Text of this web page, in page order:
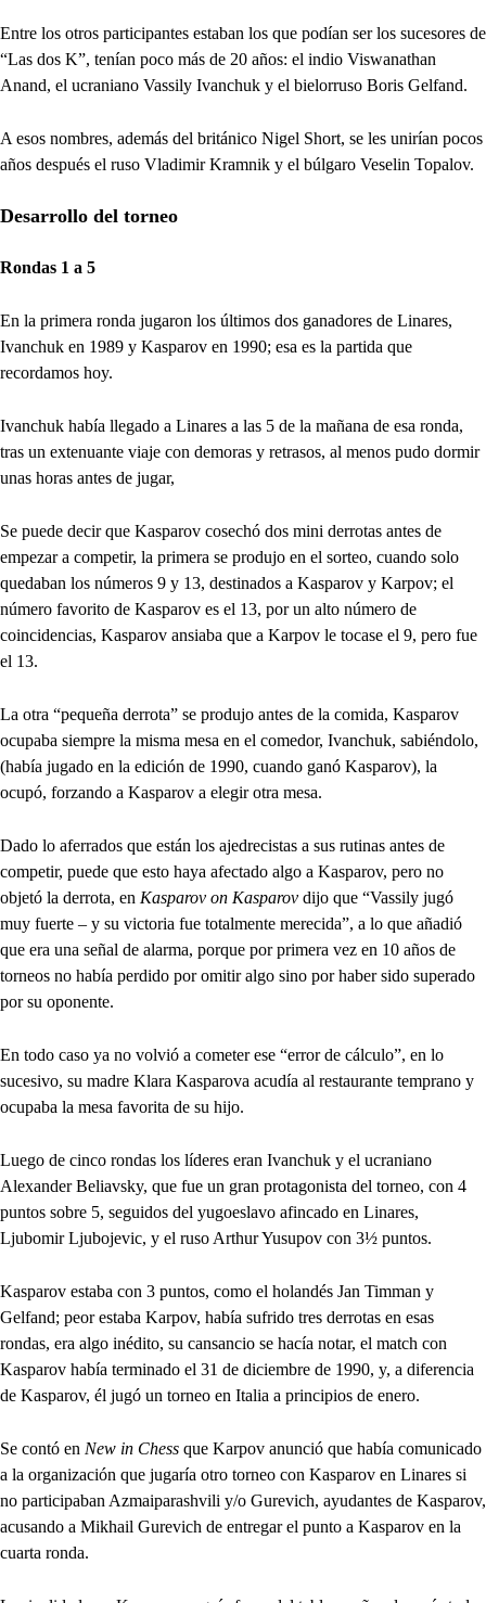
Entre los otros participantes estaban los que podían ser los sucesores de
“Las dos K”, tenían poco más de 20 años: el indio Viswanathan
Anand, el ucraniano Vassily Ivanchuk y el bielorruso Boris Gelfand.
A esos nombres, además del británico Nigel Short, se les unirían pocos
años después el ruso Vladimir Kramnik y el búlgaro Veselin Topalov.
Desarrollo del torneo
Rondas 1 a 5
En la primera ronda jugaron los últimos dos ganadores de Linares,
Ivanchuk en 1989 y Kasparov en 1990; esa es la partida que
recordamos hoy.
Ivanchuk había llegado a Linares a las 5 de la mañana de esa ronda,
tras un extenuante viaje con demoras y retrasos, al menos pudo dormir
unas horas antes de jugar,
Se puede decir que Kasparov cosechó dos mini derrotas antes de
empezar a competir, la primera se produjo en el sorteo, cuando solo
quedaban los números 9 y 13, destinados a Kasparov y Karpov; el
número favorito de Kasparov es el 13, por un alto número de
coincidencias, Kasparov ansiaba que a Karpov le tocase el 9, pero fue
el 13.
La otra “pequeña derrota” se produjo antes de la comida, Kasparov
ocupaba siempre la misma mesa en el comedor, Ivanchuk, sabiéndolo,
(había jugado en la edición de 1990, cuando ganó Kasparov), la
ocupó, forzando a Kasparov a elegir otra mesa.
Dado lo aferrados que están los ajedrecistas a sus rutinas antes de
competir, puede que esto haya afectado algo a Kasparov, pero no
objetó la derrota, en Kasparov on Kasparov dijo que “Vassily jugó
muy fuerte – y su victoria fue totalmente merecida”, a lo que añadió
que era una señal de alarma, porque por primera vez en 10 años de
torneos no había perdido por omitir algo sino por haber sido superado
por su oponente.
En todo caso ya no volvió a cometer ese “error de cálculo”, en lo
sucesivo, su madre Klara Kasparova acudía al restaurante temprano y
ocupaba la mesa favorita de su hijo.
Luego de cinco rondas los líderes eran Ivanchuk y el ucraniano
Alexander Beliavsky, que fue un gran protagonista del torneo, con 4
puntos sobre 5, seguidos del yugoeslavo afincado en Linares,
Ljubomir Ljubojevic, y el ruso Arthur Yusupov con 3½ puntos.
Kasparov estaba con 3 puntos, como el holandés Jan Timman y
Gelfand; peor estaba Karpov, había sufrido tres derrotas en esas
rondas, era algo inédito, su cansancio se hacía notar, el match con
Kasparov había terminado el 31 de diciembre de 1990, y, a diferencia
de Kasparov, él jugó un torneo en Italia a principios de enero.
Se contó en New in Chess que Karpov anunció que había comunicado
a la organización que jugaría otro torneo con Kasparov en Linares si
no participaban Azmaiparashvili y/o Gurevich, ayudantes de Kasparov,
acusando a Mikhail Gurevich de entregar el punto a Kasparov en la
cuarta ronda.